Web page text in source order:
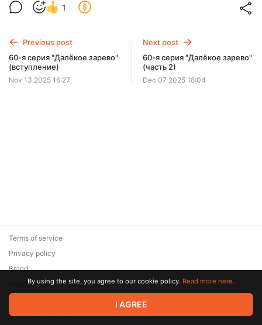
Billed every 3 months.
1
Previous post
60-я серия "Далёкое зарево"
(вступление)
Nov 13 2025 16:27
Next post
60-я серия "Далёкое зарево"
(часть 2)
Dec 07 2025 18:04
© 2026 Zaya Solutions Limited. All rights reserved. All trademarks
are the property of their respective owners.
Terms of service
Privacy policy
Brand
SupportBy using the site, you agree to our cookie policy. Read more here.
I AGREE